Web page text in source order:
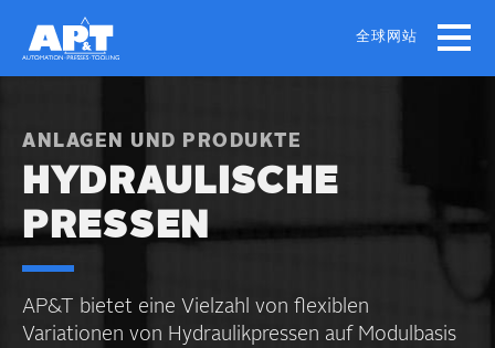
main
全球网站
ANLAGEN UND PRODUKTE
HYDRAULISCHE
PRESSEN
AP&T bietet eine Vielzahl von flexiblen
Variationen von Hydraulik­pressen auf Modulbasis